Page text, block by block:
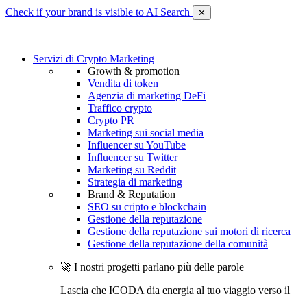
Check if your brand is visible to AI Search ✕
Servizi di Crypto Marketing
Growth & promotion
Vendita di token
Agenzia di marketing DeFi
Traffico crypto
Crypto PR
Marketing sui social media
Influencer su YouTube
Influencer su Twitter
Marketing su Reddit
Strategia di marketing
Brand & Reputation
SEO su cripto e blockchain
Gestione della reputazione
Gestione della reputazione sui motori di ricerca
Gestione della reputazione della comunità
🚀 I nostri progetti parlano più delle parole
Lascia che ICODA dia energia al tuo viaggio verso il